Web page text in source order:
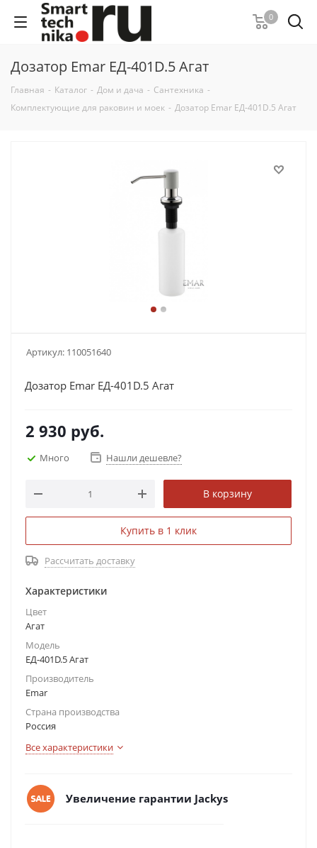
0
Дозатор Emar ЕД-401D.5 Агат
Главная - Каталог - Дом и дача - Сантехника -
Комплектующие для раковин и моек - Дозатор Emar ЕД-401D.5 Агат
Артикул: 110051640
Дозатор Emar ЕД-401D.5 Агат
2 930 руб.
Много Нашли дешевле?
В корзину
Купить в 1 клик
Рассчитать доставку
Характеристики
Цвет
Агат
Модель
ЕД-401D.5 Агат
Производитель
Emar
Страна производства
Россия
Все характеристики
Увеличение гарантии Jackys